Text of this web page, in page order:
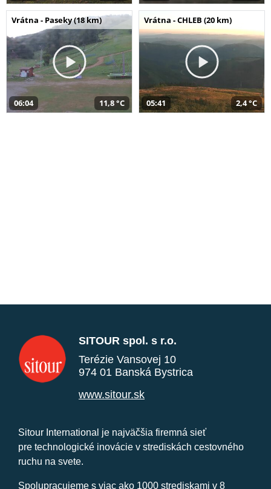
Vrátna - Paseky (18 km)
06:04 11,8 °C
Vrátna - CHLEB (20 km)
05:41 2,4 °C
SITOUR spol. s r.o.
Terézie Vansovej 10
974 01 Banská Bystrica
www.sitour.sk
Sitour International je najväčšia firemná sieť
pre technologické inovácie v strediskách cestovného
ruchu na svete.
Spolupracujeme s viac ako 1000 strediskami v 8